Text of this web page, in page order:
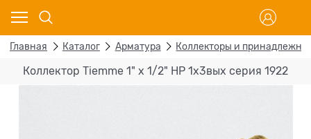
Главная Каталог Арматура Коллекторы и
Коллектор Tiemme 1" х 1/2" НР 1х3вых серия 1922